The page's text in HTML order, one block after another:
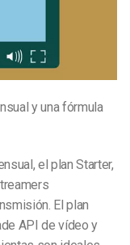
y una fórmula
el plan Starter,
El plan
API de vídeo y